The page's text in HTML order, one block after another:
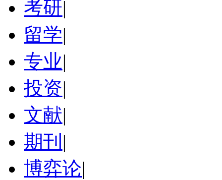
考研|
留学|
专业|
投资|
文献|
期刊 |
博弈论|